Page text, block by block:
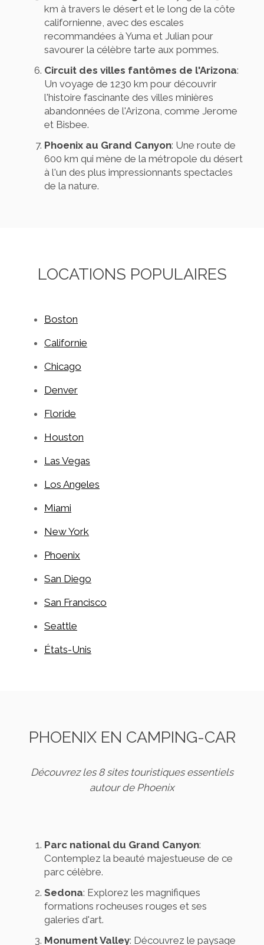
km à travers le désert et le long de la côte
californienne, avec des escales
recommandées à Yuma et Julian pour
savourer la célèbre tarte aux pommes.
Circuit des villes fantômes de l'Arizona:
Un voyage de 1230 km pour découvrir
l'histoire fascinante des villes minières
abandonnées de l'Arizona, comme Jerome
et Bisbee.
Phoenix au Grand Canyon: Une route de
600 km qui mène de la métropole du désert
à l'un des plus impressionnants spectacles
de la nature.
LOCATIONS POPULAIRES
Boston
Californie
Chicago
Denver
Floride
Houston
Las Vegas
Los Angeles
Miami
New York
Phoenix
San Diego
San Francisco
Seattle
États-Unis
PHOENIX EN CAMPING-CAR
Découvrez les 8 sites touristiques essentiels
autour de Phoenix
Parc national du Grand Canyon:
Contemplez la beauté majestueuse de ce
parc célèbre.
Sedona: Explorez les magnifiques
formations rocheuses rouges et ses
galeries d'art.
Monument Valley: Découvrez le paysage